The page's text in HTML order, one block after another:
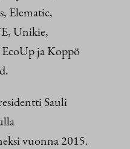
Elematic,
Unikie,
EcoUp ja Koppö
Sauli
vuonna 2015.